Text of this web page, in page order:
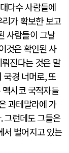
대다수 사람들에
리가 확보한 보고
사람들이 그날
것은 확인된 사
진다는 것은 말
국경 너머로,또
멕시코 국적자들
과테말라에 가
.그런데도 그들은
서 벌어지고 있는